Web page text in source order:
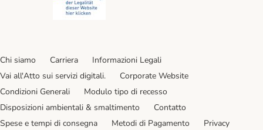
Chi siamo Carriera
Informazioni Legali
Vai all'Atto sui servizi digitali.
Corporate Website
Condizioni Generali
Modulo tipo di recesso
Disposizioni ambientali & smaltimento
Contatto
Spese e tempi di consegna
Metodi di Pagamento
Privacy